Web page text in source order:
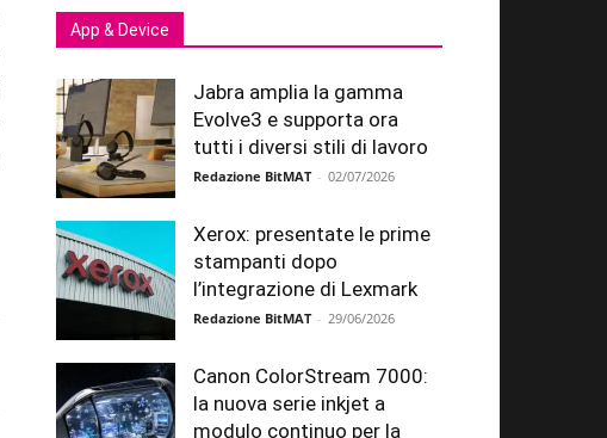
App & Device
Jabra amplia la gamma
Evolve3 e supporta ora
tutti i diversi stili di lavoro
Redazione BitMAT - 02/07/2026
Xerox: presentate le prime
stampanti dopo
l’integrazione di Lexmark
Redazione BitMAT - 29/06/2026
Canon ColorStream 7000:
la nuova serie inkjet a
modulo continuo per la